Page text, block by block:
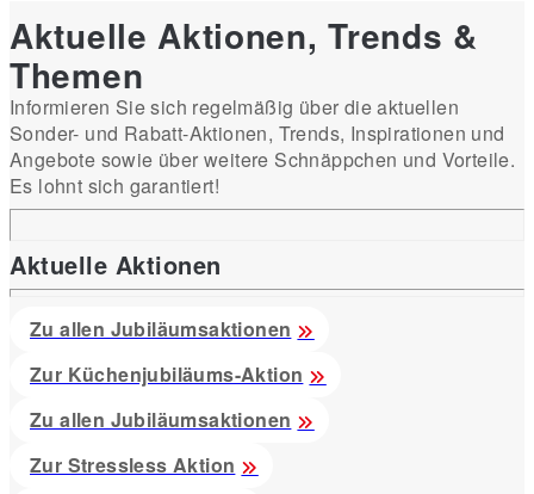
Aktuelle Aktionen, Trends &
Themen
Informieren Sie sich regelmäßig über die aktuellen
Sonder- und Rabatt-Aktionen, Trends, Inspirationen und
Angebote sowie über weitere Schnäppchen und Vorteile.
Es lohnt sich garantiert!
Aktuelle Aktionen
Zu allen Jubiläumsaktionen
Zur Küchenjubiläums-Aktion
Zu allen Jubiläumsaktionen
Zur Stressless Aktion